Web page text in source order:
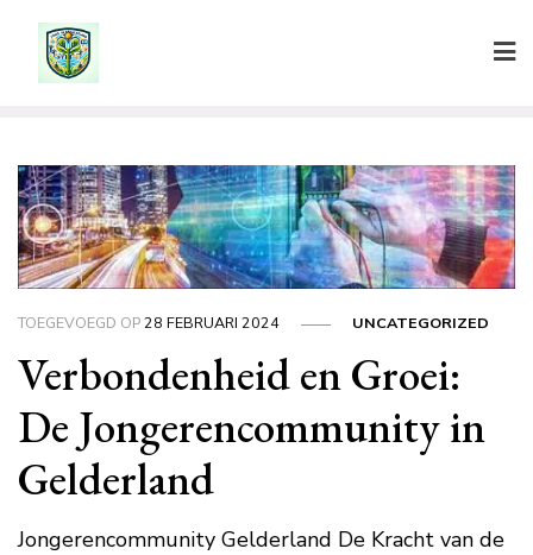
TOEGEVOEGD OP28 FEBRUARI 2024 UNCATEGORIZED
Verbondenheid en Groei:
De Jongerencommunity in
Gelderland
Jongerencommunity Gelderland De Kracht van de